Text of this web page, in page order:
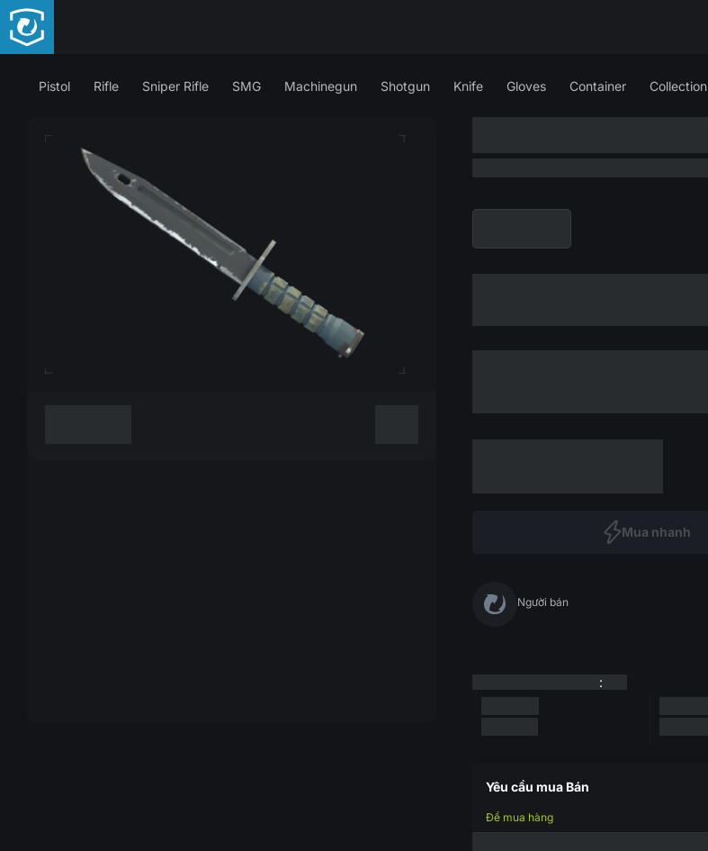
Pistol Rifle Sniper Rifle SMG Machinegun Shotgun Knife Gloves Container Collection
Mua nhanh
Người bán
:
Yêu cầu mua Bán
Để mua hàng